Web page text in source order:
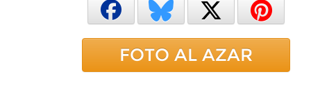
FOTO AL AZAR